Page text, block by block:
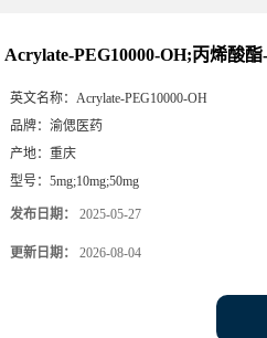
Acrylate-PEG10000-OH;丙烯酸
英文名称： Acrylate-PEG10000-OH
品牌： 渝偲医药
产地： 重庆
型号： 5mg;10mg;50mg
发布日期： 2025-05-27
更新日期： 2026-08-04